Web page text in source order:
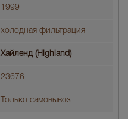
1999
холодная фильтрация
Хайленд (Highland)
23676
Только самовывоз